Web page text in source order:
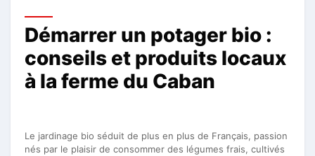
Démarrer un potager bio :
conseils et produits locaux
à la ferme du Caban
Le jardinage bio séduit de plus en plus de Français, passion
nés par le plaisir de consommer des légumes frais, cultivés